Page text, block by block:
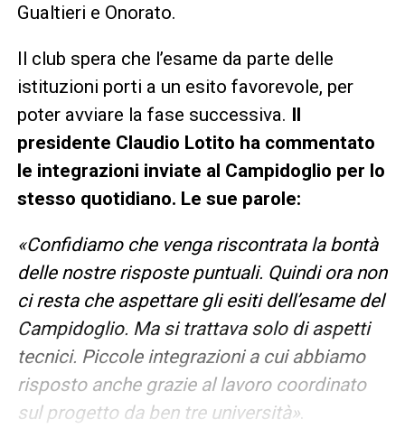
Gualtieri e Onorato.
Il club spera che l’esame da parte delle
istituzioni porti a un esito favorevole, per
poter avviare la fase successiva. Il
presidente Claudio Lotito ha commentato
le integrazioni inviate al Campidoglio per lo
stesso quotidiano. Le sue parole:
«Confidiamo che venga riscontrata la bontà
delle nostre risposte puntuali. Quindi ora non
ci resta che aspettare gli esiti dell’esame del
Campidoglio. Ma si trattava solo di aspetti
tecnici. Piccole integrazioni a cui abbiamo
risposto anche grazie al lavoro coordinato
sul progetto da ben tre università».